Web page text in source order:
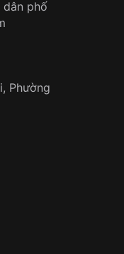
toán trực tiếp
trong suốt quá
dân phố
Phường